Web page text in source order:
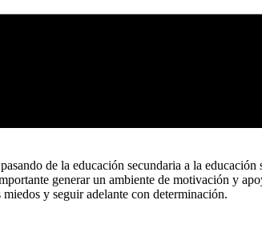
de la educación secundaria a la
generar un ambiente de motivación y
y seguir adelante con determinación.